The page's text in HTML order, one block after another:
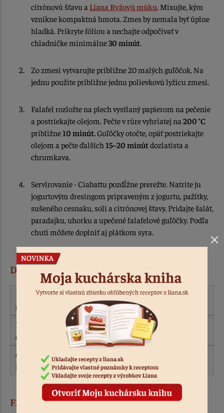
citrónovú šťavu a Liana Ryžovú múku. Mixujte, kým
vznikne kompaktná hmota. Zmes by nemala byť úplne
hladká. Prikryte fóliou a nechajte odpočívať v
chladničke minimálne30 minút.
Zo zmesi vytvarujte približne 20 malých guľôčok. Na
jednu použite približne jednu polievkovú lyžicu zmesi.
Falafel rozložte na plech vystlaný papierom na pečenie
a postriekajte olejom. Pečte v rúre vyhriatej na 200 °C
približne10 minút.Guľôčky otočte, opäť postriekajte
olejom a pečte ďalších 15–20 minútdozlatista a
chrumkava.
Servírovanie - Ciabattu pozdĺžne prerežte. Natrite ju
jogurtovým dresingom pripraveným z jogurtu, pažítky,
sušeného cesnaku, soli a citrónovej šťavy. Pridajte šalát,
paradajku, uhorku a upečené falafelové guľôčky. Podľa
chuti môžete doplniť aj plátkom syra.
Dobré tipy k receptu
Pre ešte chrumkavejšiu kôrku nezabudnite počas prvej
fázy pečenia vytvoriť v rúre paru pomocou plechu s vodou.
Falafel môžete pripraviť aj deň vopred a skladovať v
chladničke.
Ciabatta chutí výborne aj s grilovanou zeleninou alebo
hummusom.
FAQ – Často kladené otázky